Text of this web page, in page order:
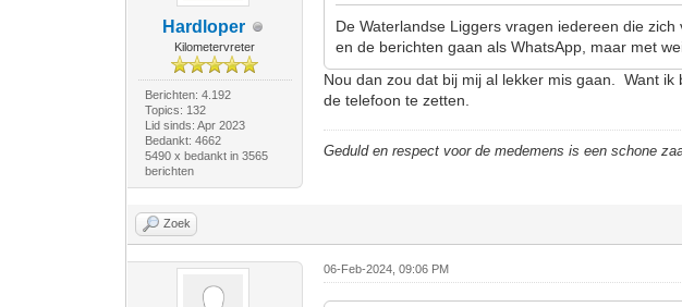
Hardloper
Kilometervreter
Berichten: 4.192
Topics: 132
Lid sinds: Apr 2023
Bedankt: 4662
5490 x bedankt in 3565
berichten
De Waterlandse Liggers vragen iedereen die
en de berichten gaan als WhatsApp, maar met
Nou dan zou dat bij mij al lekker mis gaan. Want
de telefoon te zetten.
Geduld en respect voor de medemens is een schone
Zoek
06-Feb-2024, 09:06 PM